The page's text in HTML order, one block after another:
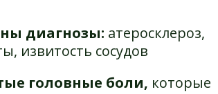
диагнозы: атеросклероз,
извитость сосудов
головные боли, которые